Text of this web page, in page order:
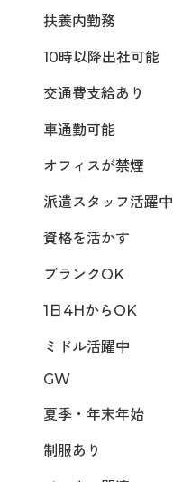
扶養内勤務
10時以降出社可能
交通費支給あり
車通勤可能
オフィスが禁煙
派遣スタッフ活躍中
資格を活かす
ブランクOK
1日4HからOK
ミドル活躍中
GW
夏季・年末年始
制服あり